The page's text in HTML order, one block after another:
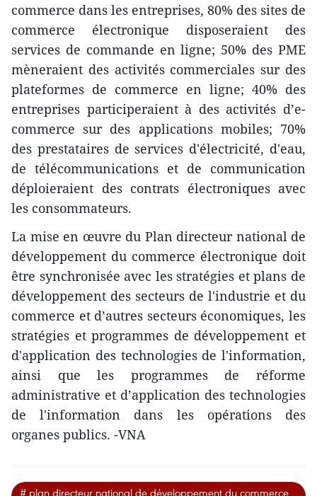
commerce dans les entreprises, 80% des sites de
commerce électronique disposeraient des
services de commande en ligne; 50% des PME
mèneraient des activités commerciales sur des
plateformes de commerce en ligne; 40% des
entreprises participeraient à des activités d’e-
commerce sur des applications mobiles; 70%
des prestataires de services d'électricité, d'eau,
de télécommunications et de communication
déploieraient des contrats électroniques avec
les consommateurs.
La mise en œuvre du Plan directeur national de
développement du commerce électronique doit
être synchronisée avec les stratégies et plans de
développement des secteurs de l'industrie et du
commerce et d’autres secteurs économiques, les
stratégies et programmes de développement et
d'application des technologies de l'information,
ainsi que les programmes de réforme
administrative et d’application des technologies
de l'information dans les opérations des
organes publics. -VNA
# plan directeur national de développement du commerce